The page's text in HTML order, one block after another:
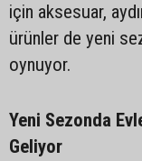
için aksesuar,
ürünler de yeni
oynuyor.
Yeni Sezonda
Geliyor